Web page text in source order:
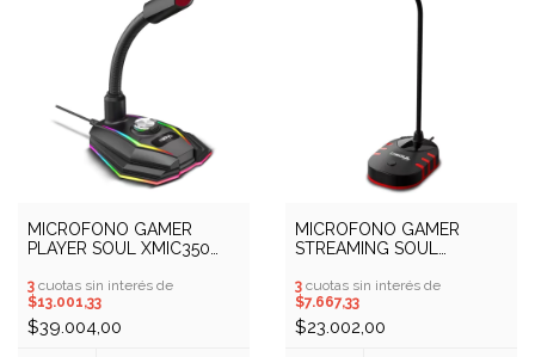
MICROFONO GAMER
PLAYER SOUL XMIC350
3 cuotas sin interés de
$13.001,33
$39.004,00
MICROFONO GAMER
STREAMING SOUL
3 cuotas sin interés de
$7.667,33
$23.002,00